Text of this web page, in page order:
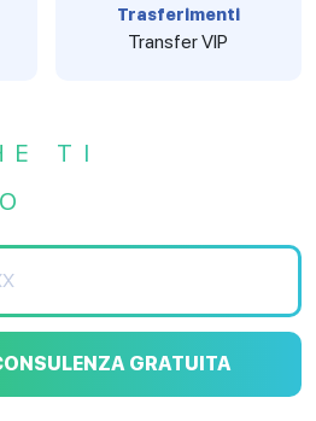
Trasferimenti
Transfer VIP
TI
GRATUITA